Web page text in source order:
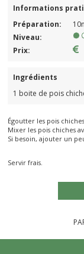
Informations
Préparation:
Niveau:
Prix:
Ingrédients
1 boite de pois
Égoutter les pois
Mixer les pois chiches
Si besoin, ajouter un
Servir frais.